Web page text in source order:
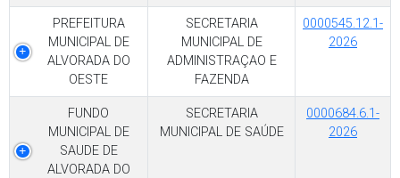
PREFEITURA
MUNICIPAL DE
ALVORADA DO
OESTE
SECRETARIA
MUNICIPAL DE
ADMINISTRAÇAO E
FAZENDA
0000545.12.1-
2026
FUNDO
MUNICIPAL DE
SAUDE DE
ALVORADA DO
SECRETARIA
MUNICIPAL DE SAÚDE
0000684.6.1-
2026